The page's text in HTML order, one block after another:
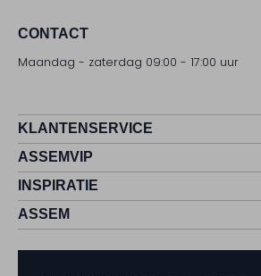
CONTACT
Maandag - zaterdag 09:00 - 17:00 uur
KLANTENSERVICE
ASSEMVIP
INSPIRATIE
ASSEM